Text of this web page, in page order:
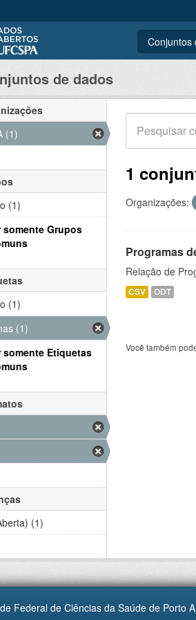
Conjuntos
de dados
1
Organizações:
Programas
Relação de
CSV ODT
Você também
(1)
(1)
somente Grupos
(1)
(1)
somente Etiquetas
(1)
Federal de Ciências da Saúde de Porto